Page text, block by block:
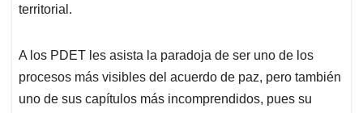
territorial.
A los PDET les asista la paradoja de ser uno de los
procesos más visibles del acuerdo de paz, pero también
uno de sus capítulos más incomprendidos, pues su